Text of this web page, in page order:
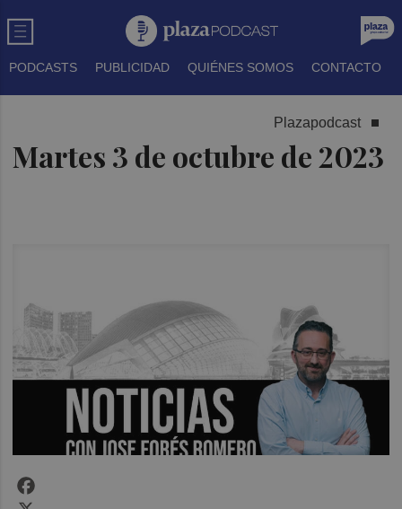
PODCASTS PUBLICIDAD QUIÉNES SOMOS CONTACTO
Plazapodcast
Martes 3 de octubre de 2023